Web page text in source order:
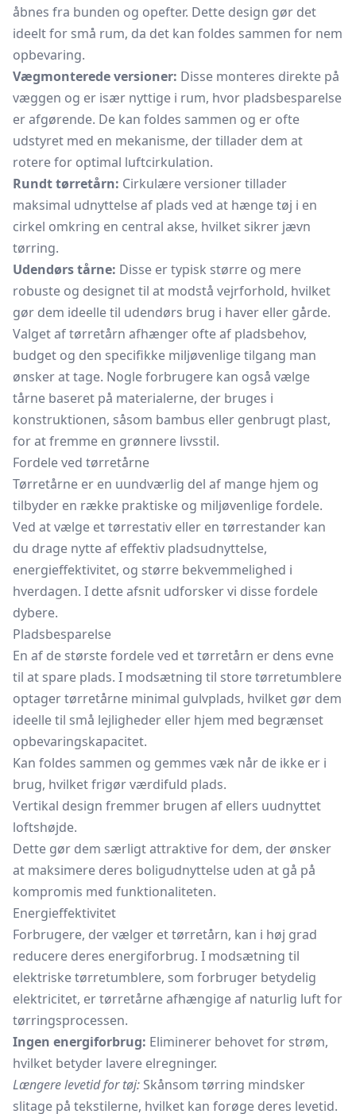
åbnes fra bunden og opefter. Dette design gør det
ideelt for små rum, da det kan foldes sammen for nem
opbevaring.
Vægmonterede versioner: Disse monteres direkte på
væggen og er især nyttige i rum, hvor pladsbesparelse
er afgørende. De kan foldes sammen og er ofte
udstyret med en mekanisme, der tillader dem at
rotere for optimal luftcirkulation.
Rundt tørretårn: Cirkulære versioner tillader
maksimal udnyttelse af plads ved at hænge tøj i en
cirkel omkring en central akse, hvilket sikrer jævn
tørring.
Udendørs tårne: Disse er typisk større og mere
robuste og designet til at modstå vejrforhold, hvilket
gør dem ideelle til udendørs brug i haver eller gårde.
Valget af tørretårn afhænger ofte af pladsbehov,
budget og den specifikke miljøvenlige tilgang man
ønsker at tage. Nogle forbrugere kan også vælge
tårne baseret på materialerne, der bruges i
konstruktionen, såsom bambus eller genbrugt plast,
for at fremme en grønnere livsstil.
Fordele ved tørretårne
Tørretårne er en uundværlig del af mange hjem og
tilbyder en række praktiske og miljøvenlige fordele.
Ved at vælge et tørrestativ eller en tørrestander kan
du drage nytte af effektiv pladsudnyttelse,
energieffektivitet, og større bekvemmelighed i
hverdagen. I dette afsnit udforsker vi disse fordele
dybere.
Pladsbesparelse
En af de største fordele ved et tørretårn er dens evne
til at spare plads. I modsætning til store tørretumblere
optager tørretårne minimal gulvplads, hvilket gør dem
ideelle til små lejligheder eller hjem med begrænset
opbevaringskapacitet.
Kan foldes sammen og gemmes væk når de ikke er i
brug, hvilket frigør værdifuld plads.
Vertikal design fremmer brugen af ellers uudnyttet
loftshøjde.
Dette gør dem særligt attraktive for dem, der ønsker
at maksimere deres boligudnyttelse uden at gå på
kompromis med funktionaliteten.
Energieffektivitet
Forbrugere, der vælger et tørretårn, kan i høj grad
reducere deres energiforbrug. I modsætning til
elektriske tørretumblere, som forbruger betydelig
elektricitet, er tørretårne afhængige af naturlig luft for
tørringsprocessen.
Ingen energiforbrug: Eliminerer behovet for strøm,
hvilket betyder lavere elregninger.
Længere levetid for tøj: Skånsom tørring mindsker
slitage på tekstilerne, hvilket kan forøge deres levetid.